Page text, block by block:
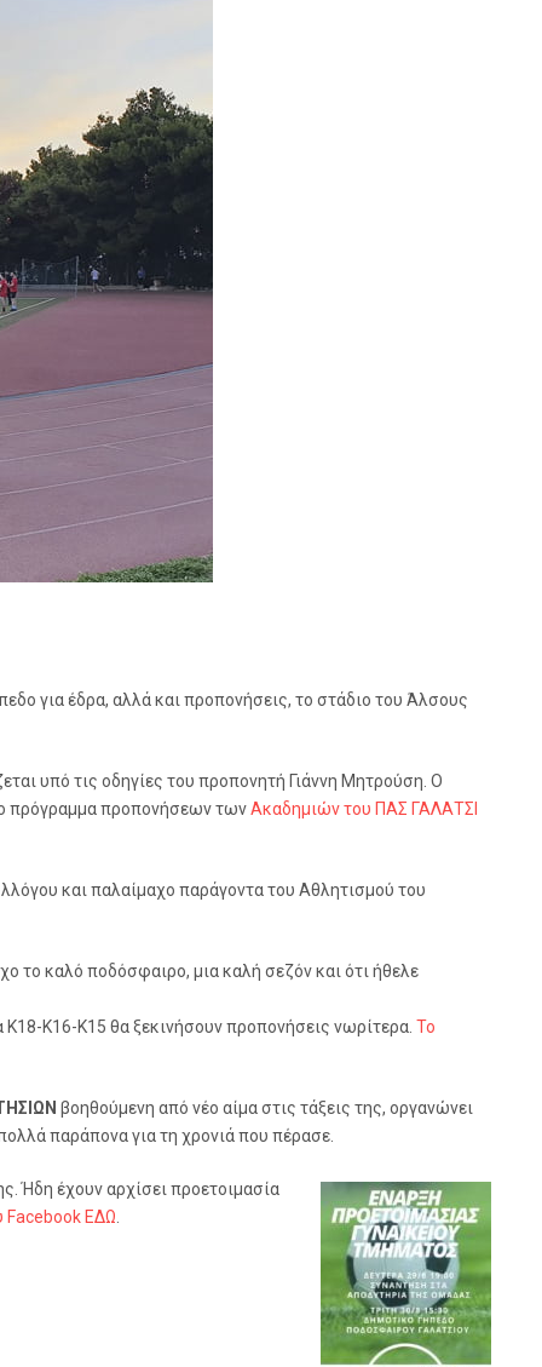
για έδρα, αλλά και προπονήσεις, το στάδιο του Άλσους
υπό τις οδηγίες του προπονητή Γιάννη Μητρούση. Ο
πρόγραμμα προπονήσεων τωνΑκαδημιών του ΠΑΣ ΓΑΛΑΤΣΙ
και παλαίμαχο παράγοντα του Αθλητισμού του
το καλό ποδόσφαιρο, μια καλή σεζόν και ότι ήθελε
Κ16-Κ15 θα ξεκινήσουν προπονήσεις νωρίτερα. Το
βοηθούμενη από νέο αίμα στις τάξεις της, οργανώνει
παράπονα για τη χρονιά που πέρασε.
Ήδη έχουν αρχίσει προετοιμασία
Facebook ΕΔΩ